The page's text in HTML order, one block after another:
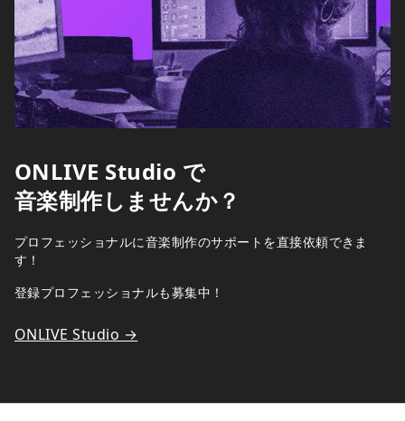
ONLIVE Studio で
音楽制作しませんか？
プロフェッショナルに音楽制作のサポートを直接依頼できま
す！
登録プロフェッショナルも募集中！
ONLIVE Studio →